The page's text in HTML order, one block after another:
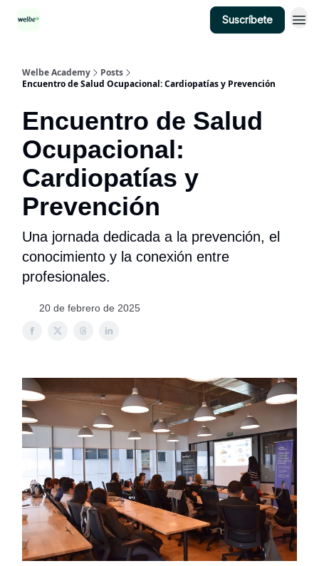
Suscríbete
Welbe Academy
Posts
Encuentro de Salud Ocupacional: Cardiopatías y Prevención
Encuentro de Salud
Ocupacional:
Cardiopatías y
Prevención
Una jornada dedicada a la prevención, el
conocimiento y la conexión entre
profesionales.
20 de febrero de 2025